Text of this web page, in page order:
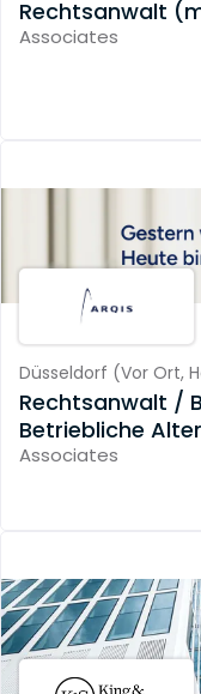
Rechtsanwalt
Associates
Düsseldorf (Vor Ort,
Rechtsanwalt /
Betriebliche
Associates